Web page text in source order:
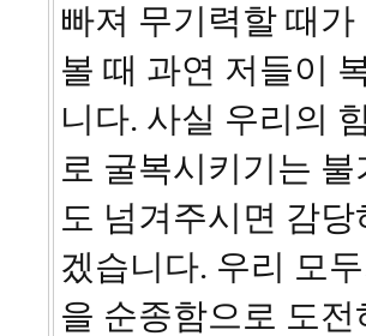
빠져 무기력할 때
볼 때 과연 저들이
니다. 사실 우리의
로 굴복시키기는
도 넘겨주시면 감
겠습니다. 우리 모
을 순종함으로 도